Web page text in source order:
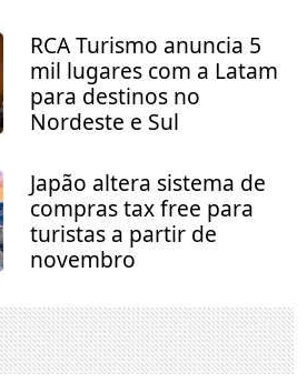
RCA Turismo anuncia 5
mil lugares com a Latam
para destinos no
Nordeste e Sul
Japão altera sistema de
compras tax free para
turistas a partir de
novembro